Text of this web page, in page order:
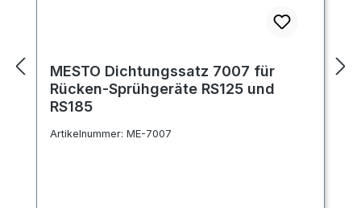
MESTO Dichtungssatz 7007 für
Rücken-Sprühgeräte RS125 und
RS185
Artikelnummer: ME-7007